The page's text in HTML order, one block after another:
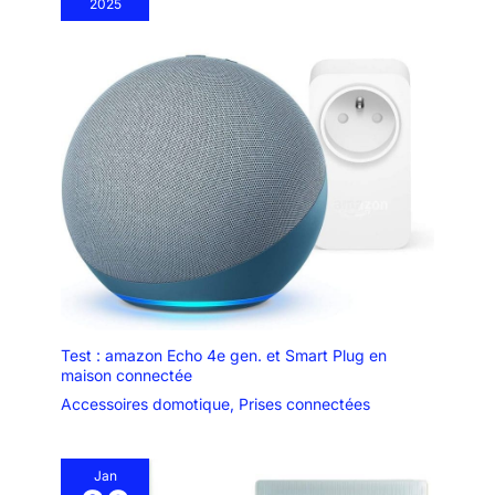
suivez le guide étape par
étape dans l'application
pour l'installation; Vous
pouvez faire tout cela
vous-même sans
aucune difficulté
PROTECTION CONTRE
LE GEL - gardez vos
tuyaux hors gel et votre
maison en sécurité
2025
Test : amazon Echo 4e gen. et Smart Plug en
maison connectée
Accessoires domotique, Prises connectées
Jan